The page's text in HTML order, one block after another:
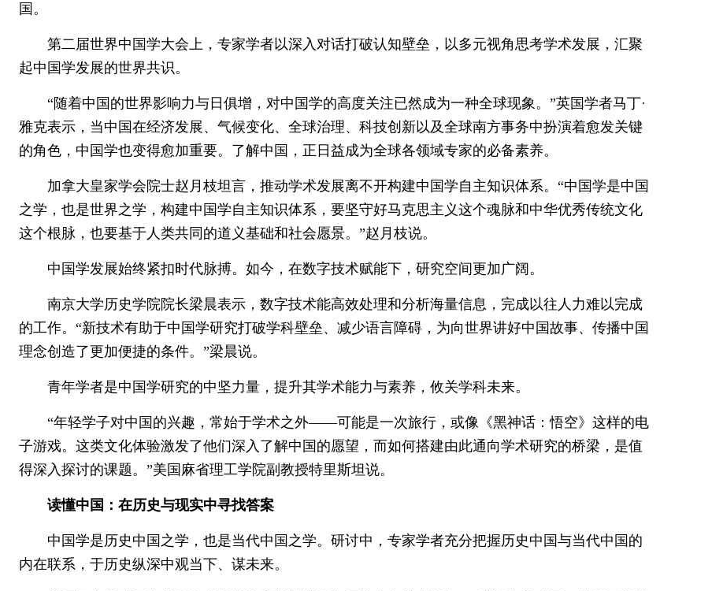
国。
第二届世界中国学大会上，专家学者以深入对话打破认知壁垒，以多元视角思考学术发展，汇聚
起中国学发展的世界共识。
“随着中国的世界影响力与日俱增，对中国学的高度关注已然成为一种全球现象。”英国学者马丁·
雅克表示，当中国在经济发展、气候变化、全球治理、科技创新以及全球南方事务中扮演着愈发关键
的角色，中国学也变得愈加重要。了解中国，正日益成为全球各领域专家的必备素养。
加拿大皇家学会院士赵月枝坦言，推动学术发展离不开构建中国学自主知识体系。“中国学是中国
之学，也是世界之学，构建中国学自主知识体系，要坚守好马克思主义这个魂脉和中华优秀传统文化
这个根脉，也要基于人类共同的道义基础和社会愿景。”赵月枝说。
中国学发展始终紧扣时代脉搏。如今，在数字技术赋能下，研究空间更加广阔。
南京大学历史学院院长梁晨表示，数字技术能高效处理和分析海量信息，完成以往人力难以完成
的工作。“新技术有助于中国学研究打破学科壁垒、减少语言障碍，为向世界讲好中国故事、传播中国
理念创造了更加便捷的条件。”梁晨说。
青年学者是中国学研究的中坚力量，提升其学术能力与素养，攸关学科未来。
“年轻学子对中国的兴趣，常始于学术之外——可能是一次旅行，或像《黑神话：悟空》这样的电
子游戏。这类文化体验激发了他们深入了解中国的愿望，而如何搭建由此通向学术研究的桥梁，是值
得深入探讨的课题。”美国麻省理工学院副教授特里斯坦说。
读懂中国：在历史与现实中寻找答案
中国学是历史中国之学，也是当代中国之学。研讨中，专家学者充分把握历史中国与当代中国的
内在联系，于历史纵深中观当下、谋未来。